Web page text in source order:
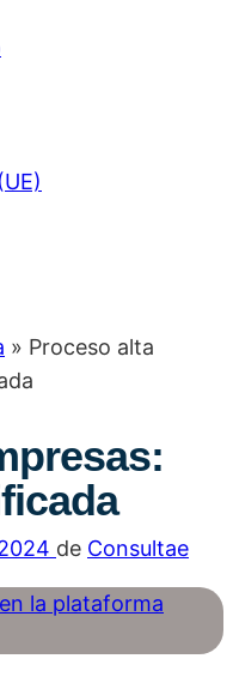
» Proceso alta
de Consultae